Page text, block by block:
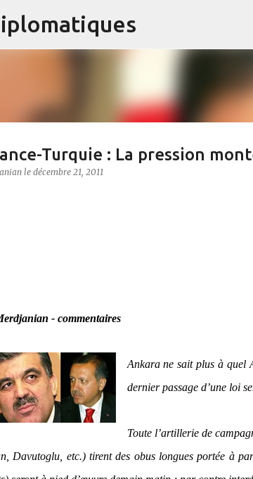
Turquie : La pression
le décembre 21, 2011
- commentaires
Ankara ne sait plus à quel
dernier passage d’une loi
Toute l’artillerie de
Davutoglu, etc.) tirent des obus longues portée à